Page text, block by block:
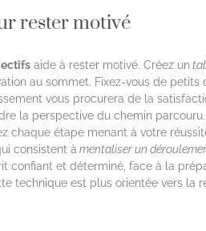
rester motivé
aide à rester motivé. Créez un
au sommet. Fixez-vous de
vous procurera de la
la perspective du chemin
chaque étape menant à votre
consistent à mentaliser un
confiant et déterminé, face à la
technique est plus orientée vers la